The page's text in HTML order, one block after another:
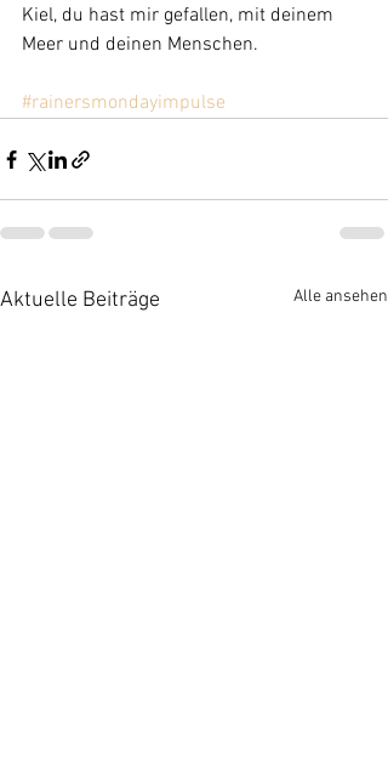
Kiel, du hast mir gefallen, mit deinem
Meer und deinen Menschen.
#rainersmondayimpulse
Aktuelle Beiträge Alle ansehen